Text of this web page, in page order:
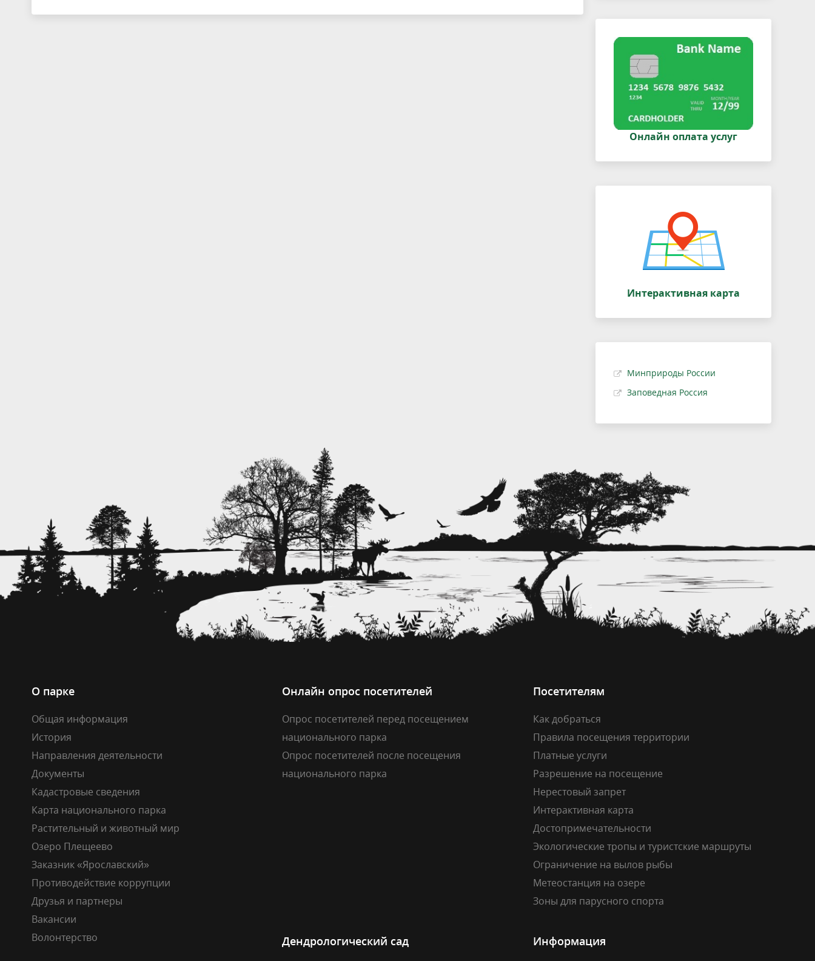
Онлайн оплата услуг
Интерактивная карта
Минприроды России
Заповедная Россия
О парке
Общая информация
История
Направления деятельности
Документы
Кадастровые сведения
Карта национального парка
Растительный и животный мир
Озеро Плещеево
Заказник «Ярославский»
Противодействие коррупции
Друзья и партнеры
Вакансии
Волонтерство
Онлайн опрос посетителей
Опрос посетителей перед посещением
национального парка
Опрос посетителей после посещения
национального парка
Посетителям
Как добраться
Правила посещения территории
Платные услуги
Разрешение на посещение
Нерестовый запрет
Интерактивная карта
Достопримечательности
Экологические тропы и туристские маршруты
Ограничение на вылов рыбы
Метеостанция на озере
Зоны для парусного спорта
Дендрологический сад Информация